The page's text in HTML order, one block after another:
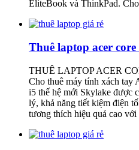
EliteBook và ThinkPad.
Thuê laptop acer
THUÊ LAPTOP ACER
Cho thuê máy tính xách tay
i5 thế hệ mới Skylake được
lý, khả năng tiết kiệm điện
tương thích hiệu quả cao